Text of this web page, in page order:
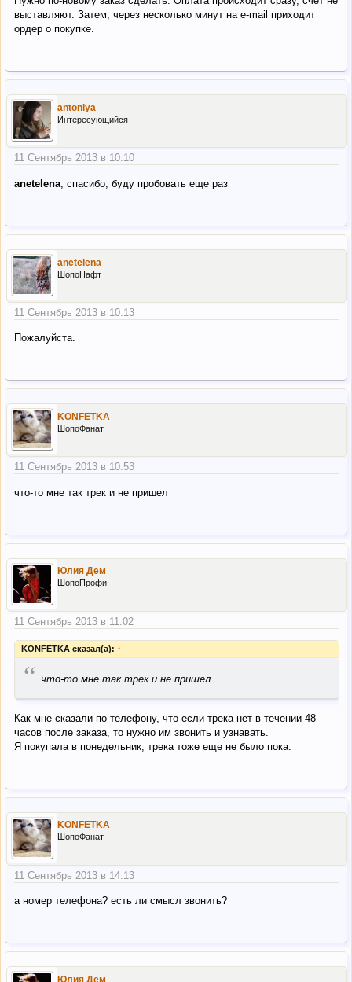
выставляют. Затем, через несколько минут на e-mail приходит
ордер о покупке.
antoniya
Интересующийся
11 Сентябрь 2013 в 10:10
anetelena , спасибо, буду пробовать еще раз
anetelena
ШопоНафт
11 Сентябрь 2013 в 10:13
Пожалуйста.
KONFETKA
ШопоФанат
11 Сентябрь 2013 в 10:53
что-то мне так трек и не пришел
Юлия Дем
ШопоПрофи
11 Сентябрь 2013 в 11:02
KONFETKA сказал(а): ↑
“ что-то мне так трек и не пришел
Как мне сказали по телефону, что если трека нет в течении 48
часов после заказа, то нужно им звонить и узнавать.
Я покупала в понедельник, трека тоже еще не было пока.
KONFETKA
ШопоФанат
11 Сентябрь 2013 в 14:13
а номер телефона? есть ли смысл звонить?
Юлия Дем